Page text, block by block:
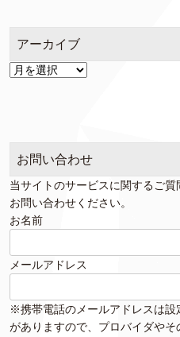
アーカイブ
ア
お問い合わせ
当サイトのサービスに関するご
お問い合わせください。
お名前
メールアドレス
※携帯電話のメールアドレスは設
がありますので、プロバイダや